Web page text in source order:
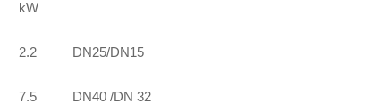
kW
2.2 DN25/DN15
7.5 DN40 /DN 32